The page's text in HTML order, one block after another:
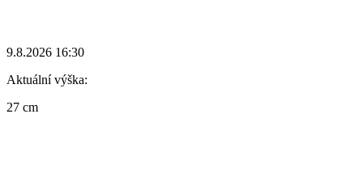
9.8.2026 16:30
Aktuální výška:
27 cm